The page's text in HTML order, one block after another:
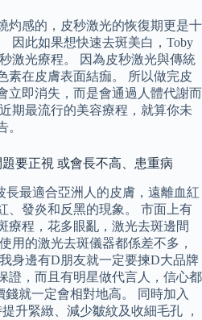
灼感的，皮秒激光的恢復期更是十
因此如果想快速去斑美白，Toby
激光療程。 因為皮秒激光與傳統
素在皮膚表面結痂。 所以做完皮
立即消失，而是會通過人體代謝而
期最流行的美容療程，就算你未
。
要正視 或會長不高、患重病
長最適合亞洲人的皮膚，遠離血紅
、發炎和反黑的現象。 市面上有
療程，花多眼亂，激光去斑邊間
用的激光去斑儀器都係差不多，
身邊有D朋友就一定要揀D大品牌
證，而且有明星做代言人，信心都
就一定會相對地高。 同時加入
升緊緻、減少皺紋及收細毛孔 ，